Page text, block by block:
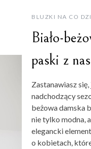
BLUZKI NA CO
Biało-
paski z
Zastanawiasz
nadchodzący
beżowa damska
nie tylko modna,
elegancki
o kobietach,